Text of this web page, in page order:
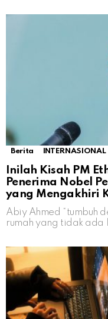
Berita INTERNASIONAL
Inilah Kisah PM
Penerima Nobel
yang Mengakhiri
Abiy Ahmed “tumbuh
rumah yang tidak ada